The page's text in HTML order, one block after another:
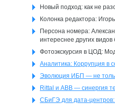
Новый подход: как не
Колонка редактора:
Персона номера:
интереснее других видов
Фотоэкскурсия в ЦОД:
Аналитика: Коррупция в
Эволюция ИБП — не
Rittal и ABB — синергия
СБиГЭ для дата-центров: